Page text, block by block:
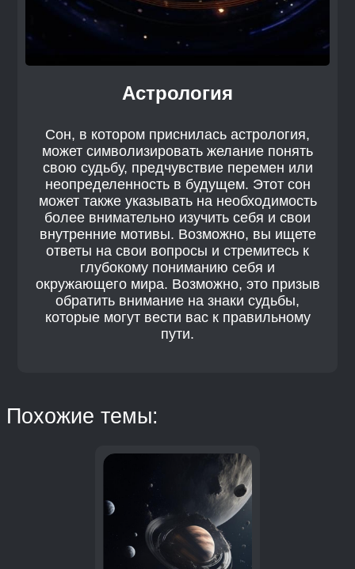
Астрология
Сон, в котором приснилась астрология,
может символизировать желание понять
свою судьбу, предчувствие перемен или
неопределенность в будущем. Этот сон
может также указывать на необходимость
более внимательно изучить себя и свои
внутренние мотивы. Возможно, вы ищете
ответы на свои вопросы и стремитесь к
глубокому пониманию себя и
окружающего мира. Возможно, это призыв
обратить внимание на знаки судьбы,
которые могут вести вас к правильному
пути.
Похожие темы: